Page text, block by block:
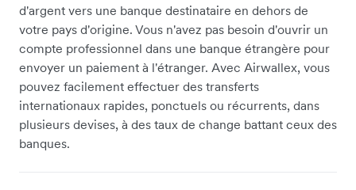
d'argent vers une banque destinataire en dehors de
votre pays d'origine. Vous n'avez pas besoin d'ouvrir un
compte professionnel dans une banque étrangère pour
envoyer un paiement à l'étranger. Avec Airwallex, vous
pouvez facilement effectuer des transferts
internationaux rapides, ponctuels ou récurrents, dans
plusieurs devises, à des taux de change battant ceux des
banques.